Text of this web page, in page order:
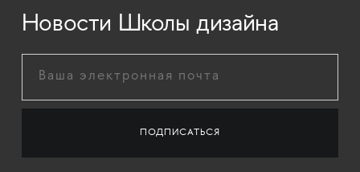
Новости Школы дизайна